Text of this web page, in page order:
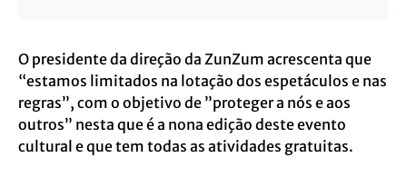
O presidente da direção da ZunZum acrescenta que
“estamos limitados na lotação dos espetáculos e nas
regras”, com o objetivo de ”proteger a nós e aos
outros” nesta que é a nona edição deste evento
cultural e que tem todas as atividades gratuitas.